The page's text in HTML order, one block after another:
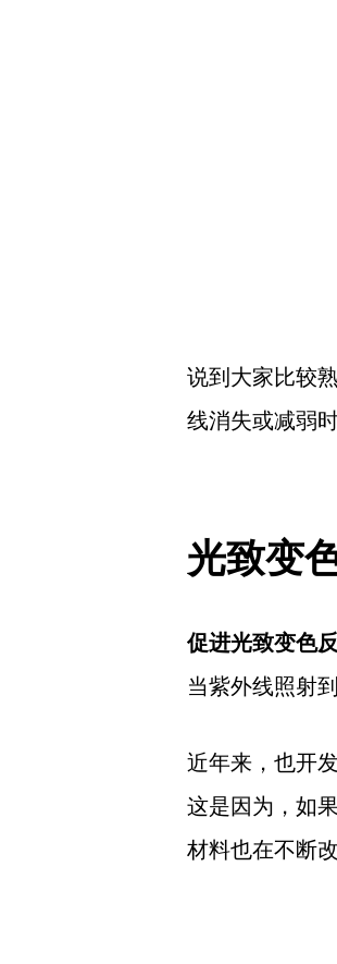
说到大家比较
线消失或减弱
光致变
促进光致变色
当紫外线照射
近年来，也开
这是因为，如
材料也在不断改